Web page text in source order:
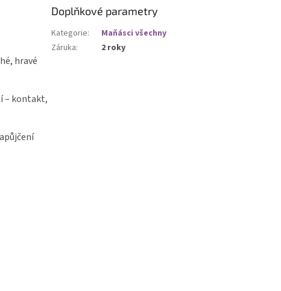
hravé
– kontakt,
Doplňkové parametry
Kategorie:
Maňásci všechny
Záruka: 2 roky